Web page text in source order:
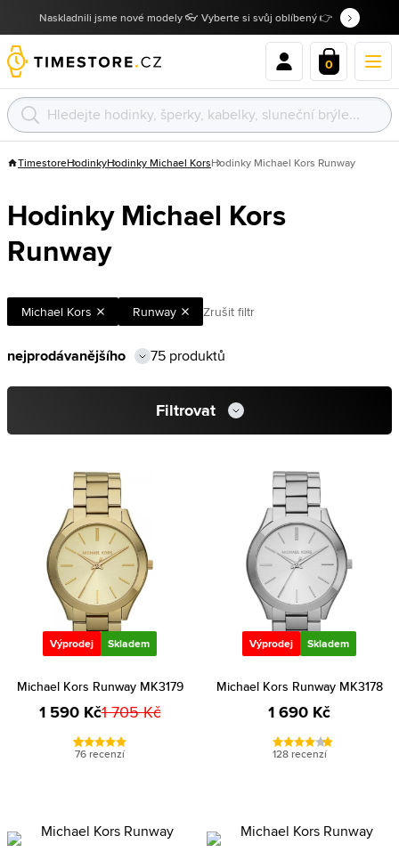
Naskladnili jsme nové modely 👓 Vyberte si svůj oblíbený 👉
0
TimestoreHodinkyHodinky Michael KorsHodinky Michael Kors Runway
Hodinky Michael Kors
Runway
Michael Kors Runway Zrušit filtr
75 produktů
Filtrovat
Výprodej Skladem
Michael Kors Runway MK3179
1 590 Kč1 705 Kč
76 recenzí
Výprodej Skladem
Michael Kors Runway MK3178
1 690 Kč
128 recenzí